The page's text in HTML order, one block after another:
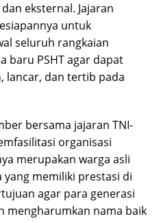
eksternal. Jajaran
untuk
seluruh rangkaian
baru PSHT agar dapat
lancar, dan tertib pada
bersama jajaran TNI-
organisasi
merupakan warga asli
yang memiliki prestasi di
agar para generasi
mengharumkan nama baik